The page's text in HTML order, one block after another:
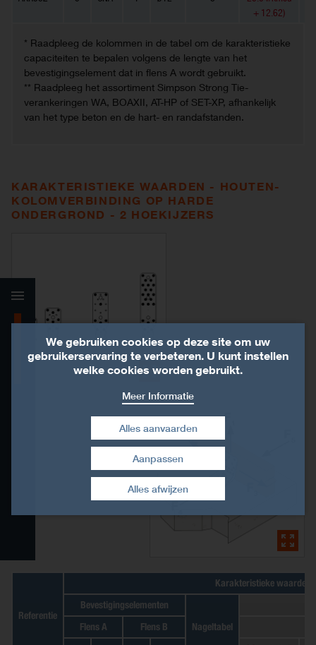
Technische gegevens
Verwante producten
+ 12.62)
* Raadpleeg de kolommen in de tabel om de karakteristieke
capaciteiten te bepalen volgens de lengte van het
bevestigingselement dat in flens A wordt gebruikt.
** Raadpleeg het assortiment Simpson Strong Tie-
verankeringen WA, BOAXII, AT-HP of SET-XP, afhankelijk
van het type beton en de hart- en randafstanden.
KARAKTERISTIEKE WAARDEN - HOUTEN-
KOLOMVERBINDING OP HARDE
ONDERGROND - 2 HOEKIJZERS
Referentie
Karakteristieke waarden
Bevestigingselementen
Nageltabel
Flens A
Flens B
We gebruiken cookies op deze site om uw
gebruikerservaring te verbeteren. U kunt instellen
welke cookies worden gebruikt.
Meer Informatie
Alles afwijzen
Alles aanvaarden
Toestemming intrekken
Aanpassen